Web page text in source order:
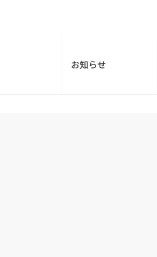
お知らせ